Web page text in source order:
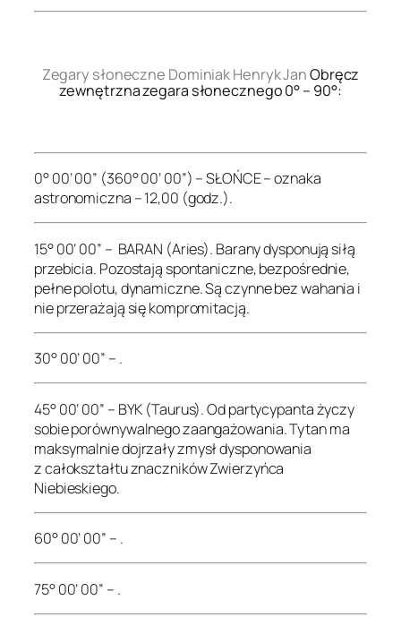
Zegary słoneczne Dominiak Henryk JanObręcz
zewnętrzna zegara słonecznego 0° – 90°:
0° 00’ 00” (360° 00’ 00”) – SŁOŃCE – oznaka
astronomiczna – 12,00 (godz.).
15° 00’ 00” – BARAN (Aries). Barany dysponują siłą
przebicia. Pozostają spontaniczne, bezpośrednie,
pełne polotu, dynamiczne. Są czynne bez wahania i
nie przerażają się kompromitacją.
30° 00’ 00” – .
45° 00’ 00” – BYK (Taurus). Od partycypanta życzy
sobie porównywalnego zaangażowania. Tytan ma
maksymalnie dojrzały zmysł dysponowania
z całokształtu znaczników Zwierzyńca
Niebieskiego.
60° 00’ 00” – .
75° 00’ 00” – .